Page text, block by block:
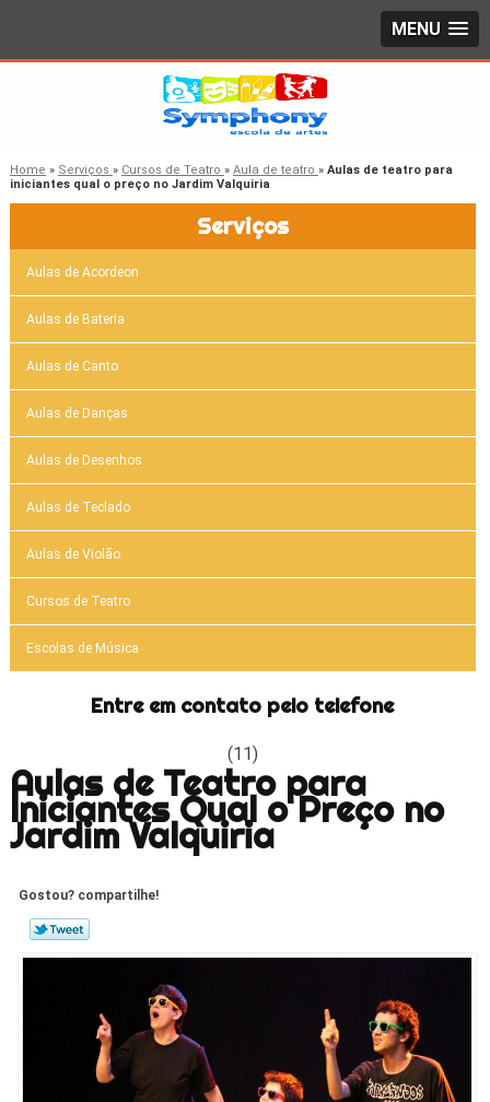
MENU
Home » Serviços » Cursos de Teatro » Aula de teatro » Aulas de teatro para
iniciantes qual o preço no Jardim Valquiria
Serviços
Aulas de Acordeon
Aulas de Bateria
Aulas de Canto
Aulas de Danças
Aulas de Desenhos
Aulas de Teclado
Aulas de Violão
Cursos de Teatro
Escolas de Música
Entre em contato pelo telefone
(11)
Aulas de Teatro para
Iniciantes Qual o Preço no
Jardim Valquiria
Gostou? compartilhe!